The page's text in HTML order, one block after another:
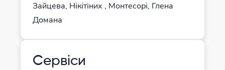
Зайцева, Нікітіних , Монтесорі, Глена
Домана
Сервіси